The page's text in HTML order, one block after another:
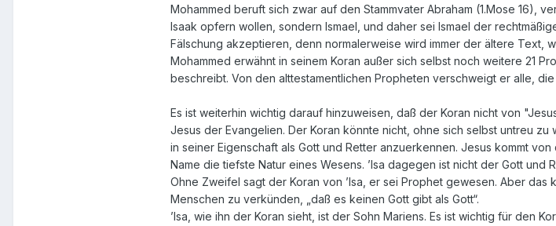
Mohammed beruft sich zwar auf den Stammvater Abraham (1.Mose 16),
Isaak opfern wollen, sondern Ismael, und daher sei Ismael der
Fälschung akzeptieren, denn normalerweise wird immer der ältere Text,
Mohammed erwähnt in seinem Koran außer sich selbst noch weitere 21
beschreibt. Von den alttestamentlichen Propheten verschweigt er alle,
Es ist weiterhin wichtig darauf hinzuweisen, daß der Koran nicht von
Jesus der Evangelien. Der Koran könnte nicht, ohne sich selbst untreu
in seiner Eigenschaft als Gott und Retter anzuerkennen. Jesus kommt
Name die tiefste Natur eines Wesens. ’Isa dagegen ist nicht der Gott und
Ohne Zweifel sagt der Koran von ’Isa, er sei Prophet gewesen. Aber
Menschen zu verkünden, „daß es keinen Gott gibt als Gott“.
’Isa, wie ihn der Koran sieht, ist der Sohn Mariens. Es ist wichtig für den